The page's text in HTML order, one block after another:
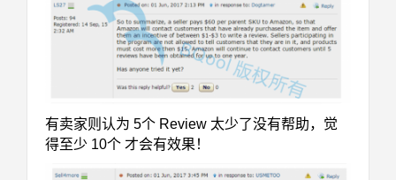
有卖家则认为 5个 Review 太少了没有帮助，觉
得至少 10个 才会有效果！